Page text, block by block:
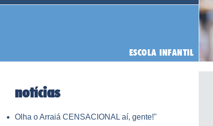
notícias
Olha o Arraiá CENSACIONAL aí, gente!"